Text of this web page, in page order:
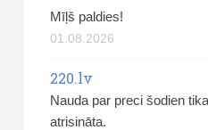
Mīļš paldies!
01.08.2026
220.lv
Nauda par preci šodien
atrisināta.